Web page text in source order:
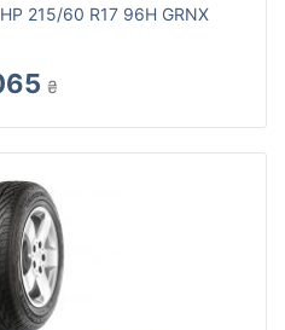
215/60 R17 96H GRNX
₴